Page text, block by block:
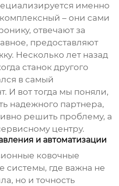
именно
– они сами
отвечают за
предоставляют
Несколько лет назад
станок другого
в самый
И вот тогда мы поняли,
надежного партнера,
решить проблему, а
центру.
и автоматизации
ковочные
системы, где важна не
но и точность